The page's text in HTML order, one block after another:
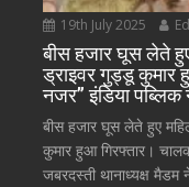
19th July 2025
बीस हजार घूस लेते हुए
ड्राइवर गुड्डू कुमार
नजर” इंडिया
बीस हजार घूस लेते हुए
कुमार हुआ गिरफ्तार।
जबरदस्ती थानाध्यक्ष